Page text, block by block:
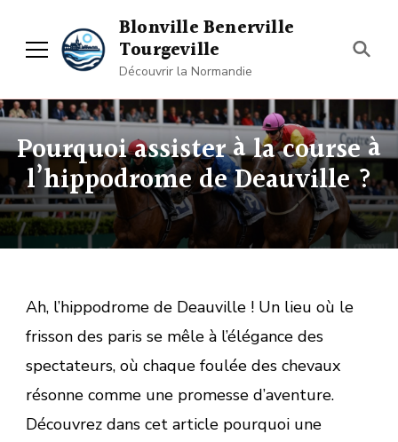
Blonville Benerville
Tourgeville
Découvrir la Normandie
Pourquoi assister à la course à
l’hippodrome de Deauville ?
Ah, l’hippodrome de Deauville ! Un lieu où le
frisson des paris se mêle à l’élégance des
spectateurs, où chaque foulée des chevaux
résonne comme une promesse d’aventure.
Découvrez dans cet article pourquoi une